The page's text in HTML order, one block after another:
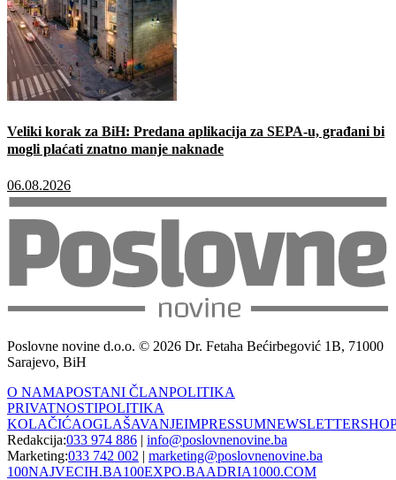
Veliki korak za BiH: Predana aplikacija za SEPA-u, građani bi
mogli plaćati znatno manje naknade
06.08.2026
Poslovne novine d.o.o. © 2026 Dr. Fetaha Bećirbegović 1B, 71000
Sarajevo, BiH
O NAMAPOSTANI ČLANPOLITIKA
PRIVATNOSTIPOLITIKA
KOLAČIĆAOGLAŠAVANJEIMPRESSUMNEWSLETTER
Redakcija:033 974 886 | info@poslovnenovine.ba
Marketing:033 742 002 | marketing@poslovnenovine.ba
100NAJVECIH.BA100EXPO.BAADRIA1000.COM